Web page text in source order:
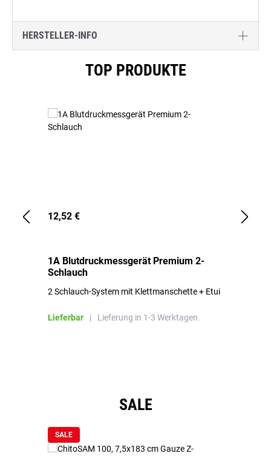
HERSTELLER-INFO
TOP PRODUKTE
12,52 €
1A Blutdruckmessgerät Premium 2-
Schlauch
2 Schlauch-System mit Klettmanschette + Etui
Lieferbar | Lieferung in 1-3 Werktagen.
SALE
SALE